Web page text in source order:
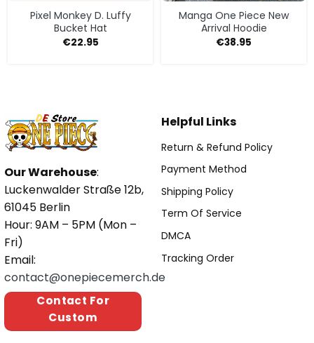
Pixel Monkey D. Luffy
Bucket Hat
€22.95
Manga One Piece New
Arrival Hoodie
€38.95
Our Warehouse:
Luckenwalder Straße 12b,
61045 Berlin
Hour: 9AM – 5PM (Mon –
Fri)
Email:
contact@onepiecemerch.de
Contact For
Custom
Helpful Links
Return & Refund Policy
Payment Method
Shipping Policy
Term Of Service
DMCA
Tracking Order